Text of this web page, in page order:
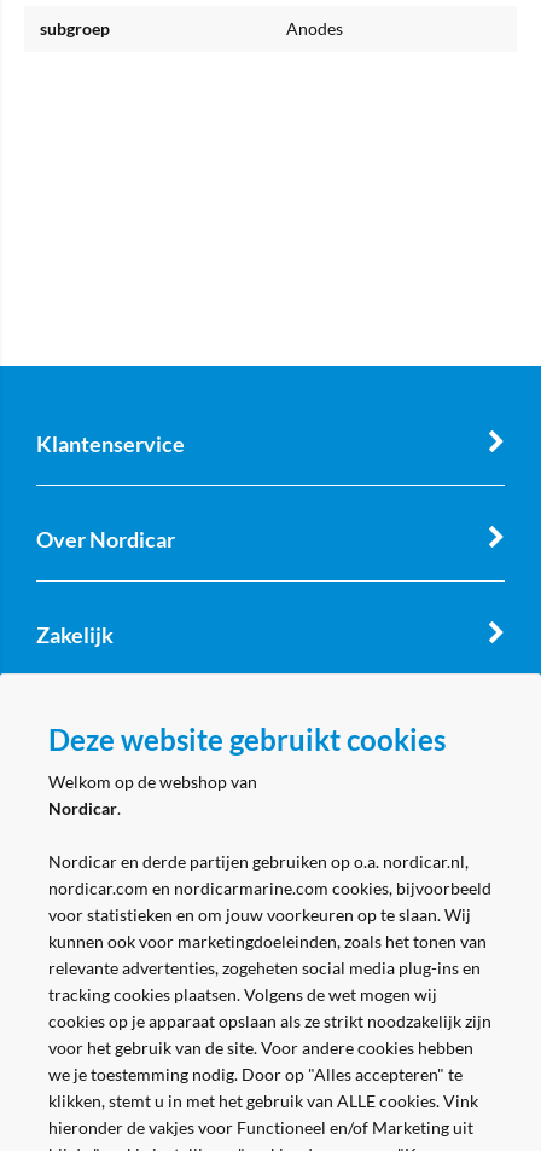
subgroep Anodes
Klantenservice
Over Nordicar
Zakelijk
Volg ons
Deze website gebruikt cookies
Welkom op de webshop van
Nordicar.
Nordicar en derde partijen gebruiken op o.a. nordicar.nl,
nordicar.com en nordicarmarine.com cookies, bijvoorbeeld
voor statistieken en om jouw voorkeuren op te slaan. Wij
kunnen ook voor marketingdoeleinden, zoals het tonen van
relevante advertenties, zogeheten social media plug-ins en
tracking cookies plaatsen. Volgens de wet mogen wij
cookies op je apparaat opslaan als ze strikt noodzakelijk zijn
voor het gebruik van de site. Voor andere cookies hebben
we je toestemming nodig. Door op "Alles accepteren" te
klikken, stemt u in met het gebruik van ALLE cookies. Vink
hieronder de vakjes voor Functioneel en/of Marketing uit